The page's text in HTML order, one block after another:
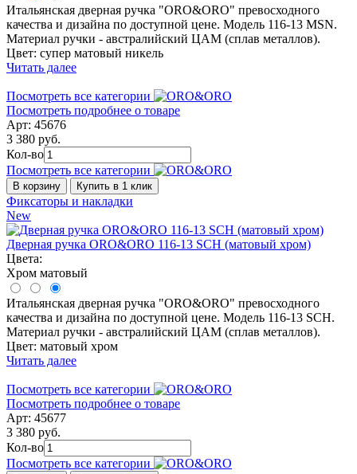
Итальянская дверная ручка "ORO&ORO" превосходного
качества и дизайна по доступной цене. Модель 116-13 MSN.
Материал ручки - австралийский ЦАМ (сплав металлов).
Цвет: супер матовый никель
Читать далее
Посмотреть все категории
Посмотреть подробнее о товаре
Арт: 45676
3 380 руб.
Кол-во
Посмотреть все категории
В корзину Купить в 1 клик
Фиксаторы и накладки
New
Дверная ручка ORO&ORO 116-13 SCH (матовый хром)
Цвета:
Хром матовый
Итальянская дверная ручка "ORO&ORO" превосходного
качества и дизайна по доступной цене. Модель 116-13 SCH.
Материал ручки - австралийский ЦАМ (сплав металлов).
Цвет: матовый хром
Читать далее
Посмотреть все категории
Посмотреть подробнее о товаре
Арт: 45677
3 380 руб.
Кол-во
Посмотреть все категории